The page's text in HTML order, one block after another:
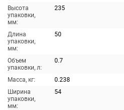
Высота
упаковки,
мм:
235
Длина
упаковки,
мм:
50
Объем
упаковки, л:
0.7
Масса, кг:
0.238
Ширина
упаковки,
мм:
54